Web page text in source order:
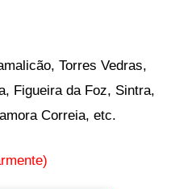
Torres Vedras,
Figueira da Foz, Sintra,
Correia, etc.